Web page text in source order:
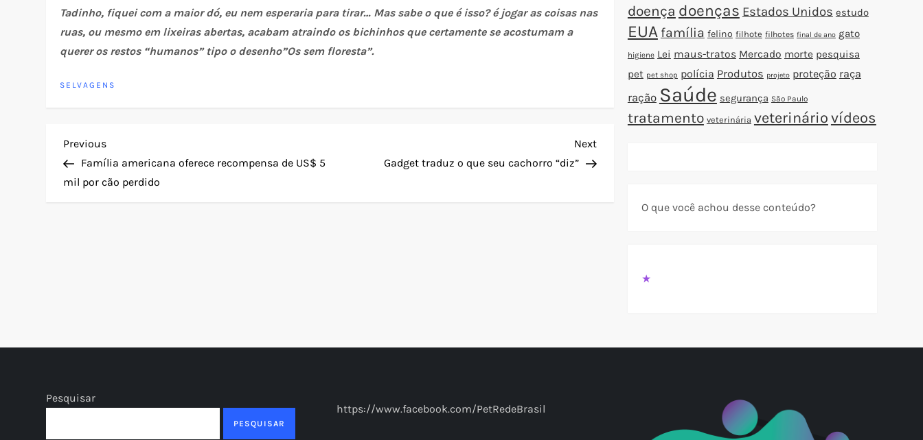
Tadinho, fiquei com a maior dó, eu nem esperaria para tirar… Mas sabe o que é isso? é jogar as coisas nas
ruas, ou mesmo em lixeiras abertas, acabam atraindo os bichinhos que certamente se acostumam a
querer os restos “humanos” tipo o desenho”Os sem floresta”.
SELVAGENS
N
a
ç
o
Previous
Post
Previous
Família americana oferece recompensa de US$ 5
mil por cão perdido
Next
Post
Next
Gadget traduz o que seu cachorro “diz”
doença doenças Estados Unidos estudo
EUA família felino filhote filhotes final de ano gato
higiene Lei maus-tratos Mercado morte pesquisa
pet pet shop polícia Produtos projeto proteção raça
ração Saúde segurança São Paulo
tratamento veterinária veterináriovídeos
O que você achou desse conteúdo?
★
Pesquisar
PESQUISAR
https://www.facebook.com/PetRedeBrasil